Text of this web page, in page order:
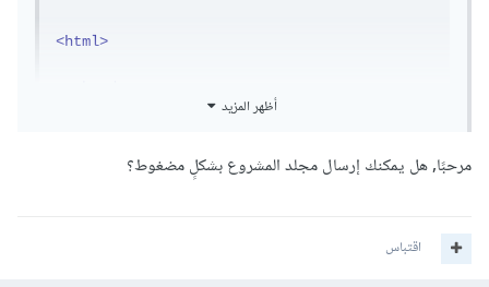
<html>
charset "UTF-8"
أظهر المزيد
مرحبًا, هل يمكنك إرسال مجلد المشروع بشكلٍ مضغوط؟
اقتباس